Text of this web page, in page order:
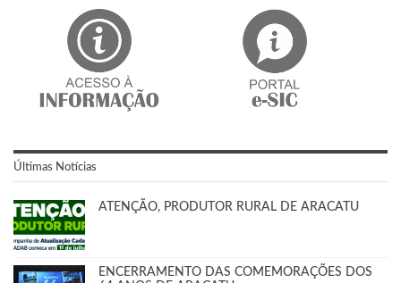
Últimas Notícias
ATENÇÃO, PRODUTOR RURAL DE ARACATU
ENCERRAMENTO DAS COMEMORAÇÕES DOS